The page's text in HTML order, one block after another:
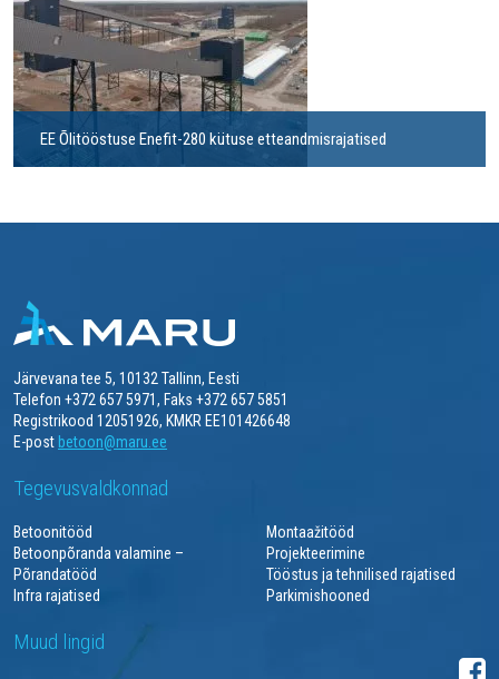
EE Õlitööstuse Enefit-280 kütuse etteandmisrajatised
Järvevana tee 5, 10132 Tallinn, Eesti
Telefon +372 657 5971, Faks +372 657 5851
Registrikood 12051926, KMKR EE101426648
E-post betoon@maru.ee
Tegevusvaldkonnad
Betoonitööd
Montaažitööd
Betoonpõranda valamine –
Põrandatööd
Projekteerimine
Tööstus ja tehnilised rajatised
Infra rajatised
Parkimishooned
Muud lingid